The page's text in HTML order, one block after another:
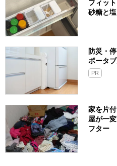
フィッ
砂糖と
防災・
ポータ
PR
家を片
屋が一
フター